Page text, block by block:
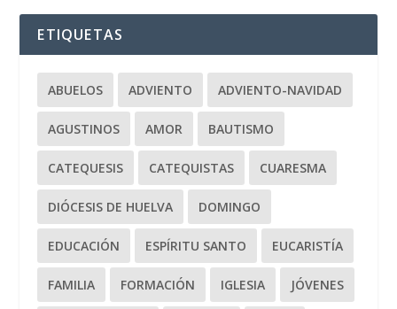
ETIQUETAS
ABUELOS ADVIENTO ADVIENTO-NAVIDAD
AGUSTINOS AMOR BAUTISMO
CATEQUESIS CATEQUISTAS CUARESMA
DIÓCESIS DE HUELVA DOMINGO
EDUCACIÓN ESPÍRITU SANTO EUCARISTÍA
FAMILIA FORMACIÓN IGLESIA JÓVENES